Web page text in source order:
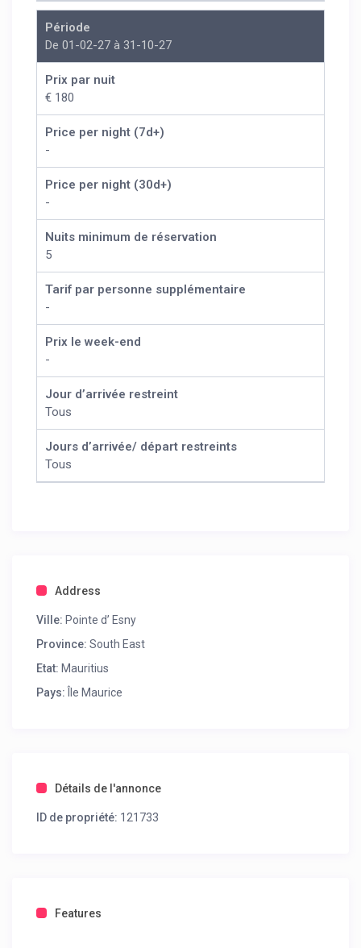
Période
De 01-02-27 à 31-10-27
Prix par nuit
€ 180
Price per night (7d+)
-
Price per night (30d+)
-
Nuits minimum de réservation
5
Tarif par personne supplémentaire
-
Prix le week-end
-
Jour d’arrivée restreint
Tous
Jours d’arrivée/ départ restreints
Tous
Address
Ville: Pointe d’ Esny
Province: South East
Etat: Mauritius
Pays: Île Maurice
Détails de l'annonce
ID de propriété: 121733
Features